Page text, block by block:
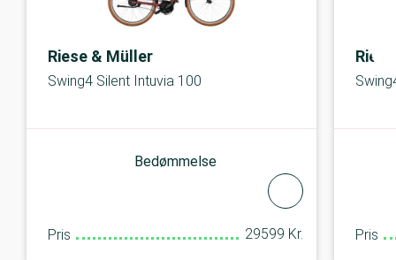
Riese & Müller
Swing4 Silent Intuvia 100
Bedømmelse
Pris 29599 Kr. Pris